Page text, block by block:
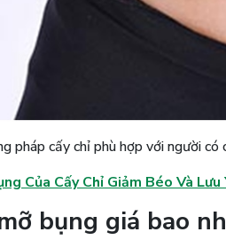
pháp cấy chỉ phù hợp với người có
Của Cấy Chỉ Giảm Béo Và Lưu
bụng giá bao